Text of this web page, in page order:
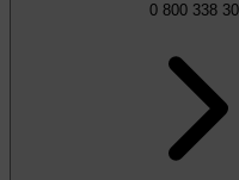
0 800 338